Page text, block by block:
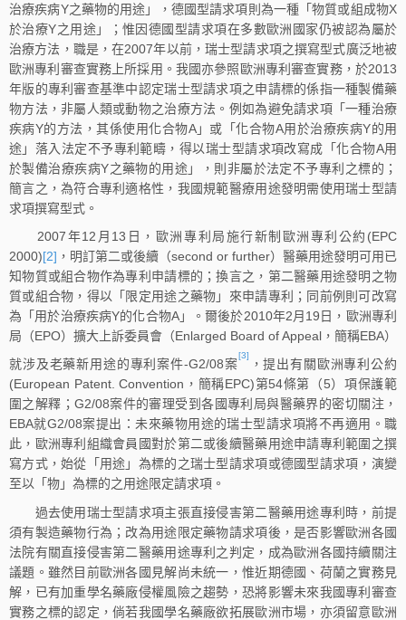
治療疾病Y之藥物的用途」，德國型請求項則為一種「物質或組成物X
於治療Y之用途」；惟因德國型請求項在多數歐洲國家仍被認為屬於
治療方法，職是，在2007年以前，瑞士型請求項之撰寫型式廣泛地被
歐洲專利審查實務上所採用。我國亦參照歐洲專利審查實務，於2013
年版的專利審查基準中認定瑞士型請求項之申請標的係指一種製備藥
物方法，非屬人類或動物之治療方法。例如為避免請求項「一種治療
疾病Y的方法，其係使用化合物A」或「化合物A用於治療疾病Y的用
途」落入法定不予專利範疇，得以瑞士型請求項改寫成「化合物A用
於製備治療疾病Y之藥物的用途」，則非屬於法定不予專利之標的；
簡言之，為符合專利適格性，我國規範醫療用途發明需使用瑞士型請
求項撰寫型式。
2007年12月13日，歐洲專利局施行新制歐洲專利公約(EPC
2000)[2] ，明訂第二或後續（second or further）醫藥用途發明可用已
知物質或組合物作為專利申請標的；換言之，第二醫藥用途發明之物
質或組合物，得以「限定用途之藥物」來申請專利；同前例則可改寫
為「用於治療疾病Y的化合物A」。爾後於2010年2月19日，歐洲專利
局（EPO）擴大上訴委員會（Enlarged Board of Appeal，簡稱EBA）
就涉及老藥新用途的專利案件-G2/08案
[3]
，提出有關歐洲專利公約
(European Patent. Convention，簡稱EPC)第54條第（5）項保護範
圍之解釋；G2/08案件的審理受到各國專利局與醫藥界的密切關注，
EBA就G2/08案提出：未來藥物用途的瑞士型請求項將不再適用。職
此，歐洲專利組織會員國對於第二或後續醫藥用途申請專利範圍之撰
寫方式，始從「用途」為標的之瑞士型請求項或德國型請求項，演變
至以「物」為標的之用途限定請求項。
過去使用瑞士型請求項主張直接侵害第二醫藥用途專利時，前提
須有製造藥物行為；改為用途限定藥物請求項後，是否影響歐洲各國
法院有關直接侵害第二醫藥用途專利之判定，成為歐洲各國持續關注
議題。雖然目前歐洲各國見解尚未統一，惟近期德國、荷蘭之實務見
解，已有加重學名藥廠侵權風險之趨勢，恐將影響未來我國專利審查
實務之標的認定，倘若我國學名藥廠欲拓展歐洲市場，亦須留意歐洲